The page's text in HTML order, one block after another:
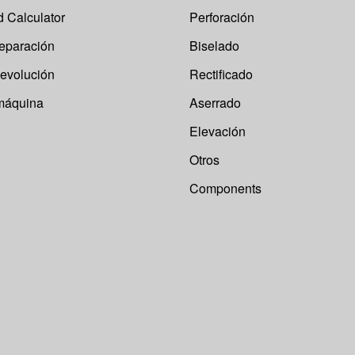
Calculator
Perforación
Biselado
Rectificado
Aserrado
Elevación
Otros
Components